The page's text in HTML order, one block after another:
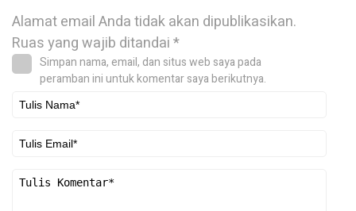
Alamat email Anda tidak akan dipublikasikan.
Ruas yang wajib ditandai*
Simpan nama, email, dan situs web saya pada
peramban ini untuk komentar saya berikutnya.